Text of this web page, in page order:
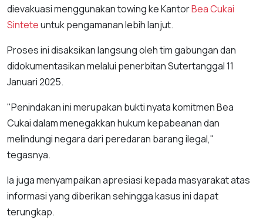
dievakuasi menggunakan towing ke KantorBea Cukai
Sinteteuntuk pengamanan lebih lanjut.
Proses ini disaksikan langsung oleh tim gabungan dan
didokumentasikan melalui penerbitan Sutertanggal 11
Januari 2025.
"Penindakan ini merupakan bukti nyata komitmen Bea
Cukai dalam menegakkan hukum kepabeanan dan
melindungi negara dari peredaran barang ilegal,"
tegasnya.
Ia juga menyampaikan apresiasi kepada masyarakat atas
informasi yang diberikan sehingga kasus ini dapat
terungkap.